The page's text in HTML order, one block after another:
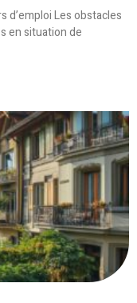
d’emploi Les obstacles
en situation de